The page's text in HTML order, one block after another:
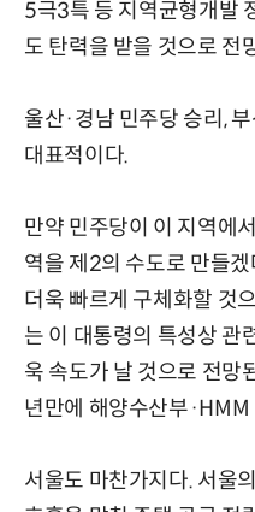
5극3특 등 지역균형개발
도 탄력을 받을 것으로 전
울산·경남 민주당 승리,
대표적이다.
만약 민주당이 이 지역에
역을 제2의 수도로 만들
더욱 빠르게 구체화할 것
는 이 대통령의 특성상 관
욱 속도가 날 것으로 전망
년만에 해양수산부
서울도 마찬가지다. 서울